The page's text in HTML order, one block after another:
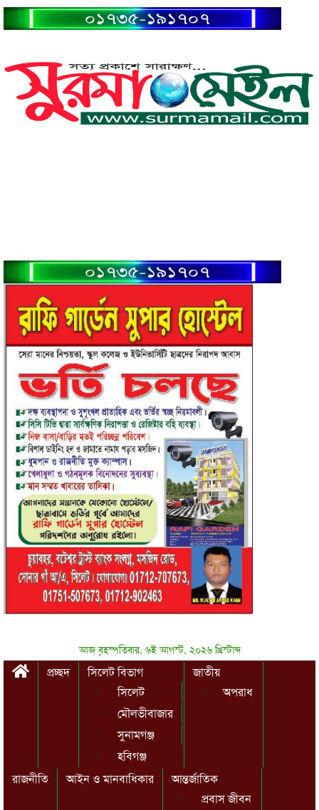
আজ বৃহস্পতিবার, ৬ই আগস্ট, ২০২৬ খ্রিস্টাব্দ
প্রচ্ছদ
সিলেট বিভাগ
সিলেট
মৌলভীবাজার
সুনামগঞ্জ
হবিগঞ্জ
জাতীয়
অপরাধ
রাজনীতি আইন ও মানবাধিকার
আন্তর্জাতিক
প্রবাস জীবন